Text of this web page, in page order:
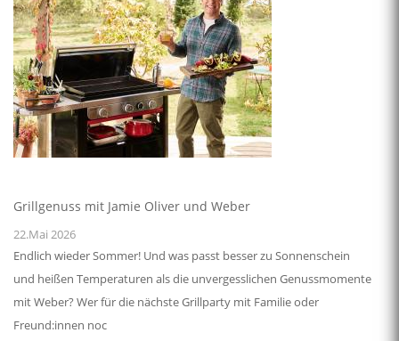
Grillgenuss mit Jamie Oliver und Weber
22.Mai 2026
Endlich wieder Sommer! Und was passt besser zu Sonnenschein
und heißen Temperaturen als die unvergesslichen Genussmomente
mit Weber? Wer für die nächste Grillparty mit Familie oder
Freund:innen noc